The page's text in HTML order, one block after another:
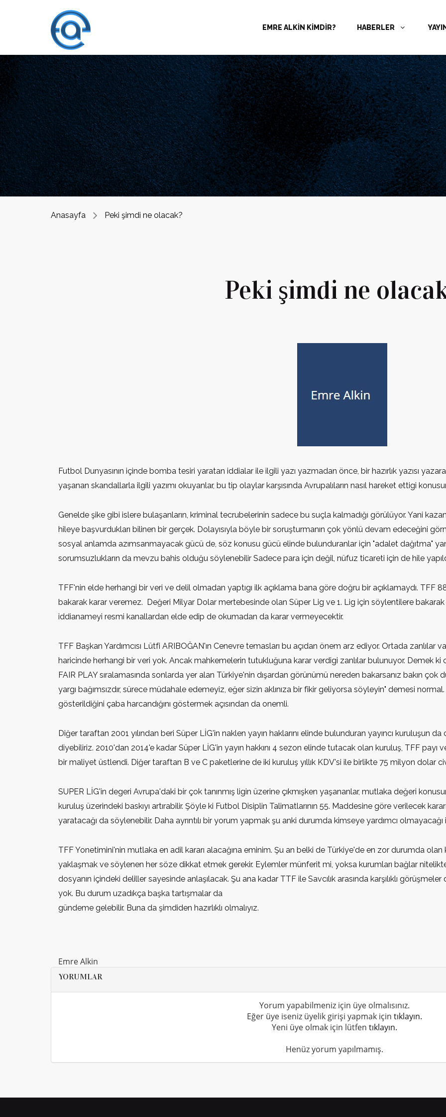
EMRE ALKİN KİMDİR? HABERLER
Anasayfa Peki şimdi ne olacak?
Peki şimdi ne
Futbol Dunyasının içinde bomba tesiri yaratan iddialar ile ilgili yazı yazmadan önce, bir hazırlık yazısı
yaşanan skandallarla ilgili yazımı okuyanlar, bu tip olaylar karşısında Avrupalıların nasıl hareket ettigi
Genelde şike gibi islere bulaşanların, kriminal tecrubelerinin sadece bu suçla kalmadığı görülüyor. Yani
hileye başvurdukları bilinen bir gerçek. Dolayısıyla böyle bir soruşturmanın çok yönlü devam edeceğini
sosyal anlamda azımsanmayacak gücü de, söz konusu gücü elinde bulunduranlar için "adalet dağıtma"
sorumsuzlukların da mevzu bahis olduğu söylenebilir Sadece para için değil, nüfuz ticareti için de hile
TFF'nin elde herhangi bir veri ve delil olmadan yaptıgı ilk açıklama bana göre doğru bir açıklamaydı. TFF
bakarak karar veremez. Değeri Milyar Dolar mertebesinde olan Süper Lig ve 1. Lig için söylentilere
iddianameyi resmi kanallardan elde edip de okumadan da karar vermeyecektir.
TFF Başkan Yardımcısı Lütfi ARIBOĞAN'ın Cenevre temasları bu açıdan önem arz ediyor. Ortada
haricinde herhangi bir veri yok. Ancak mahkemelerin tutukluğuna karar verdigi zanlılar bulunuyor. Demek
FAIR PLAY sıralamasında sonlarda yer alan Türkiye'nin dışardan görünümü nereden bakarsanız bakın çok
yargı bağımsızdır, sürece müdahale edemeyiz, eğer sizin aklınıza bir fikir geliyorsa söyleyin" demesi
gösterildiğini çaba harcandığını göstermek açısından da onemli.
Diğer taraftan 2001 yılından beri Süper LİG'in naklen yayın haklarını elinde bulunduran yayıncı kuruluşun da
diyebiliriz. 2010'dan 2014'e kadar Süper LİG'in yayın hakkını 4 sezon elinde tutacak olan kuruluş, TFF
bir maliyet üstlendi. Diğer taraftan B ve C paketlerine de iki kuruluş yıllık KDV'si ile birlikte 75 milyon dolar
SUPER LİG'in degeri Avrupa'daki bir çok tanınmış ligin üzerine çıkmışken yaşananlar, mutlaka değeri
kuruluş üzerindeki baskıyı artırabilir. Şöyle ki Futbol Disiplin Talimatlarının 55. Maddesine göre verilecek
yaratacağı da söylenebilir. Daha ayrıntılı bir yorum yapmak şu anki durumda kimseye yardımcı olmayacağı
TFF Yonetimini'nin mutlaka en adil kararı alacağına eminim. Şu an belki de Türkiye'de en zor durumda olan
yaklaşmak ve söylenen her söze dikkat etmek gerekir. Eylemler münferit mi, yoksa kurumları bağlar
dosyanın içindeki deliller sayesinde anlaşılacak. Şu ana kadar TTF ile Savcılık arasında karşılıklı
yok. Bu durum uzadıkça başka tartışmalar da
gündeme gelebilir. Buna da şimdiden hazırlıklı olmalıyız.
Emre Alkin
YORUMLAR
Yorum yapabilmeniz için üye olmalısınız.
Eğer üye iseniz üyelik girişi yapmak için tıklayın.
Yeni üye olmak için lütfen tıklayın.
Henüz yorum yapılmamış.